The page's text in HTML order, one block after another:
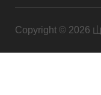
Copyright © 2026